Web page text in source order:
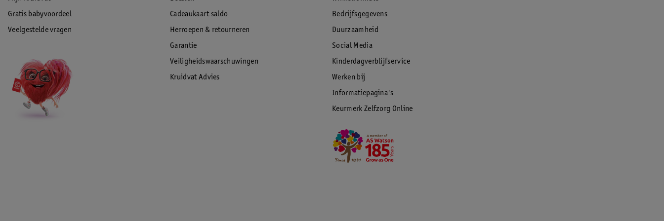
Gratis babyvoordeel
Veelgestelde vragen
Cadeaukaart saldo
Herroepen & retourneren
Garantie
Veiligheidswaarschuwingen
Kruidvat Advies
Bedrijfsgegevens
Duurzaamheid
Social Media
Kinderdagverblijfservice
Werken bij
Informatiepagina's
Keurmerk Zelfzorg Online